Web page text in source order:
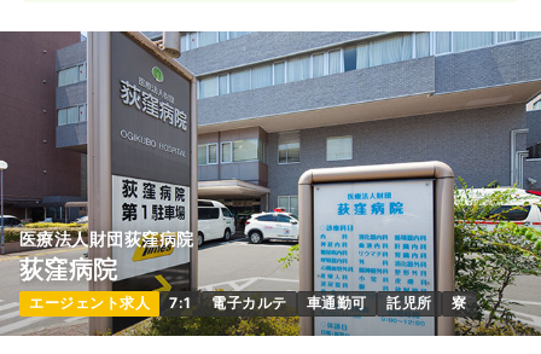
医療法人財団荻窪病院
荻窪病院
エージェント求人 7:1 電子カルテ 車通勤可 託児所 寮